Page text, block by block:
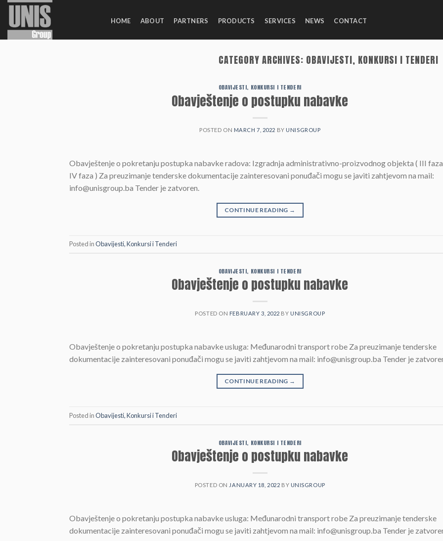
Skip
content
HOME ABOUT PARTNERS PRODUCTS SERVICES NEWS CONTACT
CATEGORY ARCHIVES: OBAVIJESTI, KONKURSI I TENDERI
OBAVIJESTI, KONKURSI I TENDERI
Obavještenje o postupku nabavke
POSTED ON MARCH 7, 2022 BY UNISGROUP
Obavještenje o pokretanju postupka nabavke radova: Izgradnja administrativno-proizvodnog objekta ( III
IV faza ) Za preuzimanje tenderske dokumentacije zainteresovani ponuđači mogu se javiti zahtjevom na mail:
info@unisgroup.ba Tender je zatvoren.
CONTINUE READING →
Posted inObavijesti, Konkursi i Tenderi
OBAVIJESTI, KONKURSI I TENDERI
Obavještenje o postupku nabavke
POSTED ON FEBRUARY 3, 2022 BY UNISGROUP
Obavještenje o pokretanju postupka nabavke usluga: Međunarodni transport robe Za preuzimanje tenderske
dokumentacije zainteresovani ponuđači mogu se javiti zahtjevom na mail: info@unisgroup.ba Tender je
CONTINUE READING →
Posted inObavijesti, Konkursi i Tenderi
OBAVIJESTI, KONKURSI I TENDERI
Obavještenje o postupku nabavke
POSTED ON JANUARY 18, 2022 BY UNISGROUP
Obavještenje o pokretanju postupka nabavke usluga: Međunarodni transport robe Za preuzimanje tenderske
dokumentacije zainteresovani ponuđači mogu se javiti zahtjevom na mail: info@unisgroup.ba Tender je